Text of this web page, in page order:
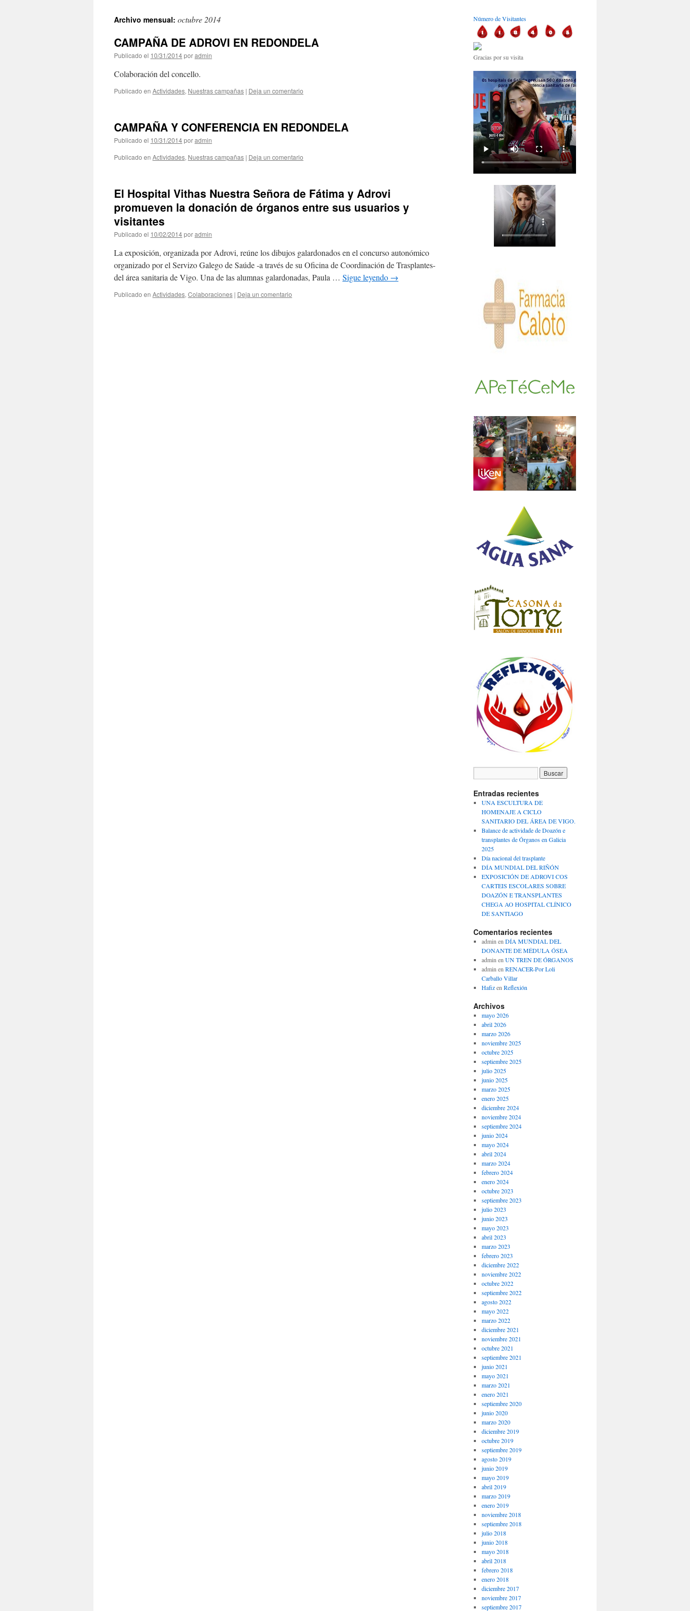
contenido
Archivo mensual: octubre 2014
CAMPAÑA DE ADROVI EN REDONDELA
Publicado el 10/31/2014poradmin
Colaboración del concello.
Publicado en Actividades, Nuestras campañas | Deja un comentario
CAMPAÑA Y CONFERENCIA EN REDONDELA
Publicado el 10/31/2014poradmin
Publicado en Actividades, Nuestras campañas | Deja un comentario
El Hospital Vithas Nuestra Señora de Fátima y Adrovi
promueven la donación de órganos entre sus usuarios y
visitantes
Publicado el 10/02/2014poradmin
La exposición, organizada por Adrovi, reúne los dibujos galardonados en el concurso autonómico
organizado por el Servizo Galego de Saúde -a través de su Oficina de Coordinación de Trasplantes-
del área sanitaria de Vigo. Una de las alumnas galardonadas, Paula … Sigue leyendo →
Publicado en Actividades, Colaboraciones | Deja un comentario
Número de Visitantes
Gracias por su visita
Entradas recientes
UNA ESCULTURA DE
HOMENAJE A CICLO
SANITARIO DEL ÁREA DE VIGO.
Balance de actividade de Doazón e
transplantes de Órganos en Galicia
2025
Día nacional del trasplante
DÍA MUNDIAL DEL RIÑÓN
EXPOSICIÓN DE ADROVI COS
CARTEIS ESCOLARES SOBRE
DOAZÓN E TRANSPLANTES
CHEGA AO HOSPITAL CLÍNICO
DE SANTIAGO
Comentarios recientes
adminenDÍA MUNDIAL DEL
DONANTE DE MÉDULA ÓSEA
adminenUN TREN DE ÓRGANOS
adminenRENACER-Por Loli
Carballo Villar
HafizenReflexión
Archivos
mayo 2026
abril 2026
marzo 2026
noviembre 2025
octubre 2025
septiembre 2025
julio 2025
junio 2025
marzo 2025
enero 2025
diciembre 2024
noviembre 2024
septiembre 2024
junio 2024
mayo 2024
abril 2024
marzo 2024
febrero 2024
enero 2024
octubre 2023
septiembre 2023
julio 2023
junio 2023
mayo 2023
abril 2023
marzo 2023
febrero 2023
diciembre 2022
noviembre 2022
octubre 2022
septiembre 2022
agosto 2022
mayo 2022
marzo 2022
diciembre 2021
noviembre 2021
octubre 2021
septiembre 2021
junio 2021
mayo 2021
marzo 2021
enero 2021
septiembre 2020
junio 2020
marzo 2020
diciembre 2019
octubre 2019
septiembre 2019
agosto 2019
junio 2019
mayo 2019
abril 2019
marzo 2019
enero 2019
noviembre 2018
septiembre 2018
julio 2018
junio 2018
mayo 2018
abril 2018
febrero 2018
enero 2018
diciembre 2017
noviembre 2017
septiembre 2017